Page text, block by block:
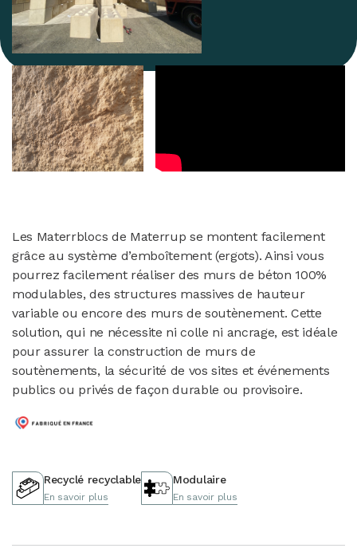
Les Materrblocs de Materrup se montent facilement
grâce au système d’emboîtement (ergots). Ainsi vous
pourrez facilement réaliser des murs de béton 100%
modulables, des structures massives de hauteur
variable ou encore des murs de soutènement. Cette
solution, qui ne nécessite ni colle ni ancrage, est idéale
pour assurer la construction de murs de
soutènements, la sécurité de vos sites et événements
publics ou privés de façon durable ou provisoire.
Recyclé recyclable
En savoir plus
Modulaire
En savoir plus